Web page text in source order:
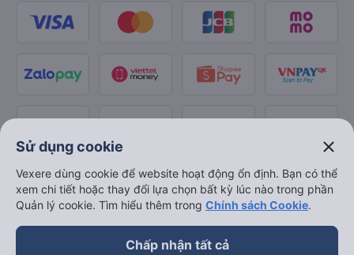
Sử dụng cookie close
Vexere dùng cookie để website hoạt động ổn định. Bạn có thể
xem chi tiết hoặc thay đổi lựa chọn bất kỳ lúc nào trong phần
Quản lý cookie. Tìm hiểu thêm trong Chính sách Cookie.
Chấp nhận tất cả